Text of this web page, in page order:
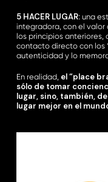
5 HACER LUGAR:una
integradora, con el valor
los principios anteriores,
contacto directo con los
autenticidad y lo
En realidad,el “place
sólo de tomar
lugar, sino, también,
lugar mejor en el